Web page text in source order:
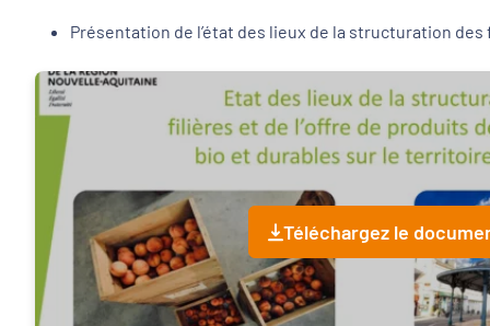
Présentation de l’état des lieux de la structuration
Téléchargez le